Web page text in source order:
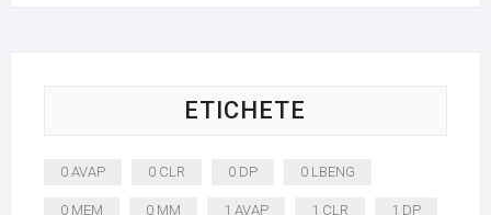
ETICHETE
0 AVAP 0 CLR 0 DP 0 LBENG
0 MEM 0 MM 1 AVAP 1 CLR 1 DP